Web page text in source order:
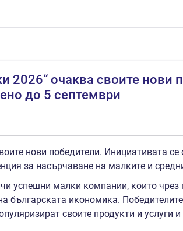
2026“ очаква своите нови
до 5 септември
нови победители. Инициативата
за насърчаване на малките и
успешни малки компании, които
българската икономика.
своите продукти и услуги